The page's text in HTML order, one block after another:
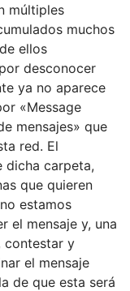
múltiples
muchos
ellos
desconocer
ya no aparece
«Message
mensajes» que
red. El
dicha carpeta,
que quieren
estamos
el mensaje y, una
contestar y
el mensaje
de que esta será